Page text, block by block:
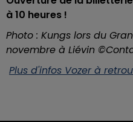
à 10 heures !
Photo : Kungs lors du
novembre à Liévin
Plus d'infos Vozer à